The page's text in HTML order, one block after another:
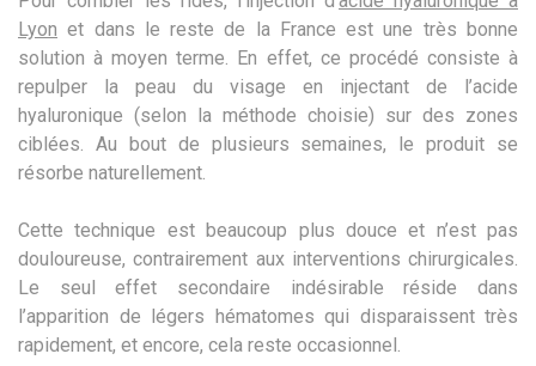
Lyon et dans le reste de la France est une très bonne
solution à moyen terme. En effet, ce procédé consiste à
repulper la peau du visage en injectant de l’acide
hyaluronique (selon la méthode choisie) sur des zones
ciblées. Au bout de plusieurs semaines, le produit se
résorbe naturellement.
Cette technique est beaucoup plus douce et n’est pas
douloureuse, contrairement aux interventions chirurgicales.
Le seul effet secondaire indésirable réside dans
l’apparition de légers hématomes qui disparaissent très
rapidement, et encore, cela reste occasionnel.